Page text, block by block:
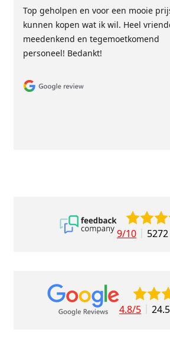
Top geholpen en voor een mooie
kunnen kopen wat ik wil. Heel
meedenkend en tegemoetkomend
personeel! Bedankt!
9/10
4.8/5